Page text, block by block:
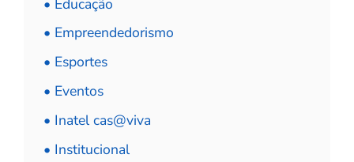
• Empreendedorismo
• Esportes
• Eventos
• Inatel cas@viva
• Institucional